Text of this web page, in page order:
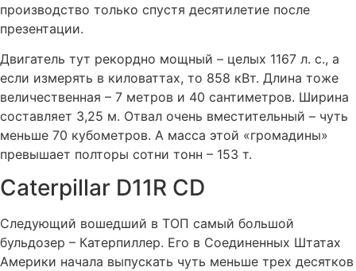
производство только спустя десятилетие после
презентации.
Двигатель тут рекордно мощный – целых 1167 л. с., а
если измерять в киловаттах, то 858 кВт. Длина тоже
величественная – 7 метров и 40 сантиметров. Ширина
составляет 3,25 м. Отвал очень вместительный – чуть
меньше 70 кубометров. А масса этой «громадины»
превышает полторы сотни тонн – 153 т.
Caterpillar D11R CD
Следующий вошедший в ТОП самый большой
бульдозер – Катерпиллер. Его в Соединенных Штатах
Америки начала выпускать чуть меньше трех десятков